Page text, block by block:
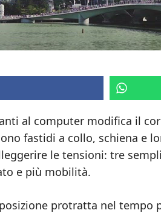
al computer modifica il
fastidi a collo, schiena e
le tensioni: tre
e più mobilità.
protratta nel tempo